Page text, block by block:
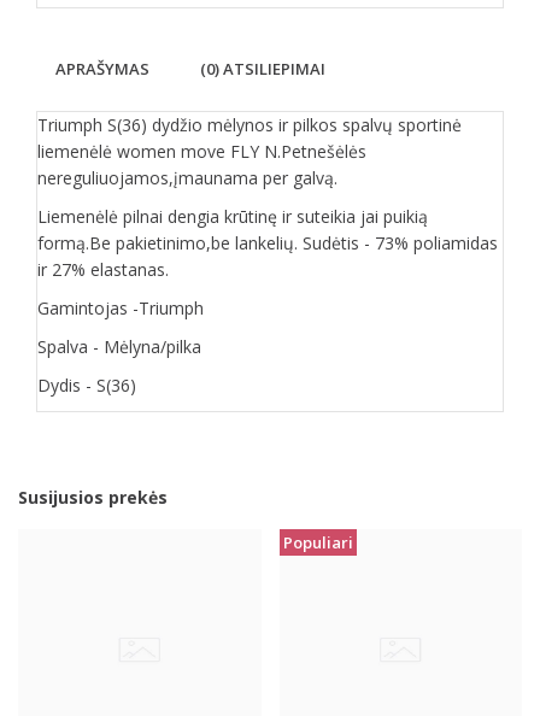
APRAŠYMAS (0) ATSILIEPIMAI
Triumph S(36) dydžio mėlynos ir pilkos spalvų sportinė
liemenėlė women move FLY N.Petnešėlės
nereguliuojamos,įmaunama per galvą.
Liemenėlė pilnai dengia krūtinę ir suteikia jai puikią
formą.Be pakietinimo,be lankelių. Sudėtis - 73% poliamidas
ir 27% elastanas.
Gamintojas -Triumph
Spalva - Mėlyna/pilka
Dydis - S(36)
Susijusios prekės
Populiari